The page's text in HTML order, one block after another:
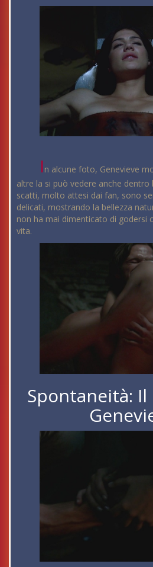
In alcune foto, Genevieve
altre la si può vedere anche dentro
scatti, molto attesi dai fan, sono
delicati, mostrando la bellezza
non ha mai dimenticato di godersi
vita.
Spontaneità: Il